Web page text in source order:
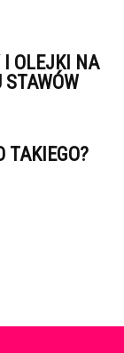
I OLEJKI NA
STAWÓW
TAKIEGO?